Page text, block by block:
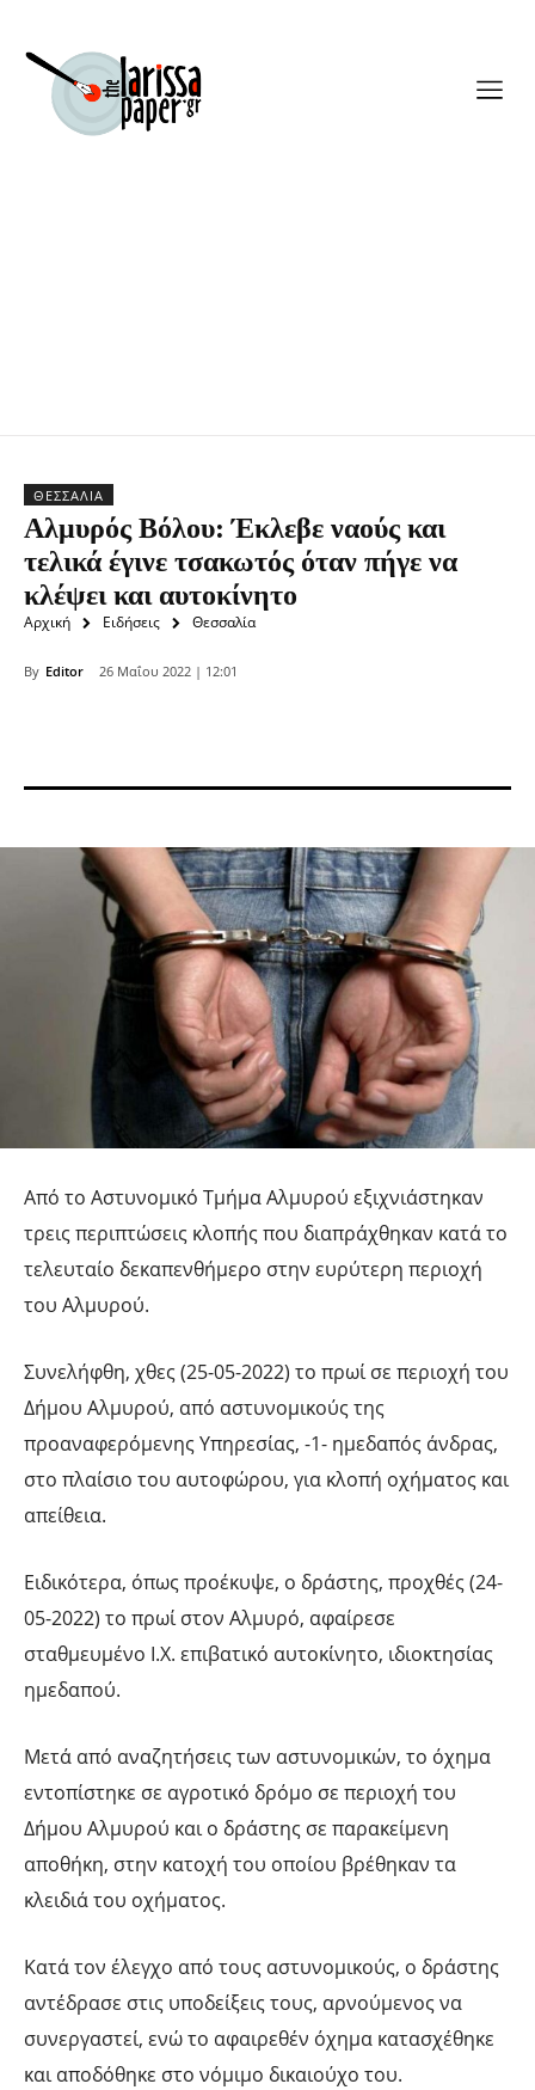
ΘΕΣΣΑΛΊΑ
Αλμυρός Βόλου: Έκλεβε ναούς και
τελικά έγινε τσακωτός όταν πήγε να
κλέψει και αυτοκίνητο
Αρχική Ειδήσεις Θεσσαλία
By Editor 26 Μαΐου 2022 | 12:01
Από το Αστυνομικό Τμήμα Αλμυρού εξιχνιάστηκαν
τρεις περιπτώσεις κλοπής που διαπράχθηκαν κατά το
τελευταίο δεκαπενθήμερο στην ευρύτερη περιοχή
του Αλμυρού.
Συνελήφθη, χθες (25-05-2022) το πρωί σε περιοχή του
Δήμου Αλμυρού, από αστυνομικούς της
προαναφερόμενης Υπηρεσίας, -1- ημεδαπός άνδρας,
στο πλαίσιο του αυτοφώρου, για κλοπή οχήματος και
απείθεια.
Ειδικότερα, όπως προέκυψε, ο δράστης, προχθές (24-
05-2022) το πρωί στον Αλμυρό, αφαίρεσε
σταθμευμένο Ι.Χ. επιβατικό αυτοκίνητο, ιδιοκτησίας
ημεδαπού.
Μετά από αναζητήσεις των αστυνομικών, το όχημα
εντοπίστηκε σε αγροτικό δρόμο σε περιοχή του
Δήμου Αλμυρού και ο δράστης σε παρακείμενη
αποθήκη, στην κατοχή του οποίου βρέθηκαν τα
κλειδιά του οχήματος.
Κατά τον έλεγχο από τους αστυνομικούς, ο δράστης
αντέδρασε στις υποδείξεις τους, αρνούμενος να
συνεργαστεί, ενώ το αφαιρεθέν όχημα κατασχέθηκε
και αποδόθηκε στο νόμιμο δικαιούχο του.